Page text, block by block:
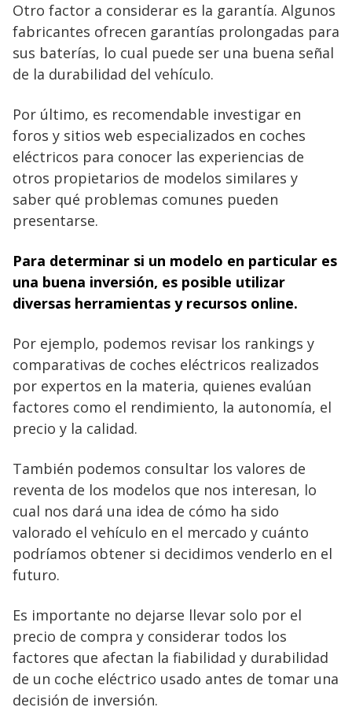
Otro factor a considerar es la garantía. Algunos
fabricantes ofrecen garantías prolongadas para
sus baterías, lo cual puede ser una buena señal
de la durabilidad del vehículo.
Por último, es recomendable investigar en
foros y sitios web especializados en coches
eléctricos para conocer las experiencias de
otros propietarios de modelos similares y
saber qué problemas comunes pueden
presentarse.
Para determinar si un modelo en particular es
una buena inversión, es posible utilizar
diversas herramientas y recursos online.
Por ejemplo, podemos revisar los rankings y
comparativas de coches eléctricos realizados
por expertos en la materia, quienes evalúan
factores como el rendimiento, la autonomía, el
precio y la calidad.
También podemos consultar los valores de
reventa de los modelos que nos interesan, lo
cual nos dará una idea de cómo ha sido
valorado el vehículo en el mercado y cuánto
podríamos obtener si decidimos venderlo en el
futuro.
Es importante no dejarse llevar solo por el
precio de compra y considerar todos los
factores que afectan la fiabilidad y durabilidad
de un coche eléctrico usado antes de tomar una
decisión de inversión.